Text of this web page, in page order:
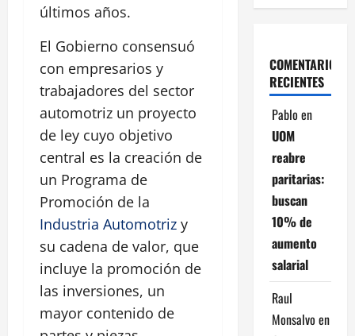
últimos años.
El Gobierno consensuó
con empresarios y
trabajadores del sector
automotriz un proyecto
de ley cuyo objetivo
central es la creación de
un Programa de
Promoción de la
Industria Automotriz y
su cadena de valor, que
incluye la promoción de
las inversiones, un
mayor contenido de
COMENTARIOS
RECIENTES
Pablo en
UOM
reabre
paritarias:
buscan
10% de
aumento
salarial
Raul
Monsalvo en